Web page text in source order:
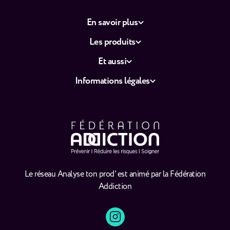
Le réseau Analyse ton prod' est animé par la Fédération
Addiction
En savoir plus
Les produits
Et aussi
Informations légales